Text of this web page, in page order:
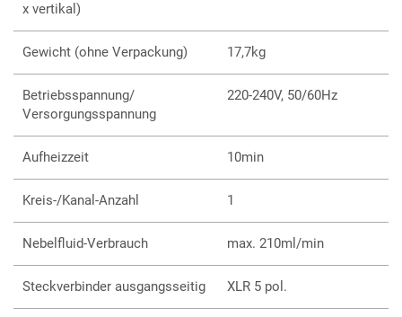
x vertikal)
Gewicht (ohne Verpackung) 17,7kg
Betriebsspannung/
Versorgungsspannung
220-240V, 50/60Hz
Aufheizzeit 10min
Kreis-/Kanal-Anzahl 1
Nebelfluid-Verbrauch max. 210ml/min
Steckverbinder ausgangsseitig XLR 5 pol.